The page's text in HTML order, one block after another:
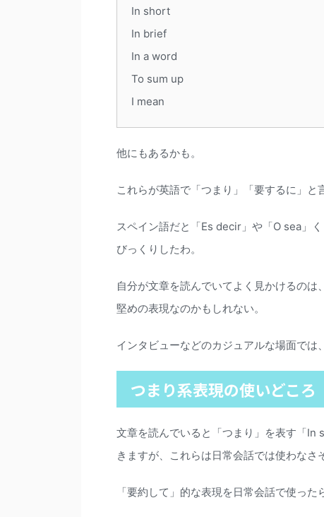
In short
In brief
In a word
To sum up
I mean
他にもあるかも。
これらが英語で「つまり」「要するに」と
スペイン語だと「Es decir」や「O sea」
びっくりしたわ。
自分が文章を読んでいてよく見かけるの
堅めの表現なのかもしれない。
インタビューなどのカジュアルな場面では
つまり系表現の使いどころ
文章を読んでいると「つまり」を表す「
きますが、これらは日常会話では使わなさ
「要約して」的な表現を日常会話で使った